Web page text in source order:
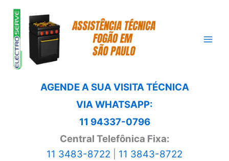
para
conteúdo
AGENDE A SUA VISITA TÉCNICA
VIA WHATSAPP:
11 94337-0796
Central Telefônica Fixa:
11 3483-8722
11 3843-8722